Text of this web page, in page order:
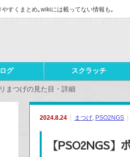
すくまとめ｡wikiには載ってない情報も｡
グ スクラッチ
まつげの見た目・詳細
2024.8.24 まつげ, PSO2NGS
【PSO2NGS